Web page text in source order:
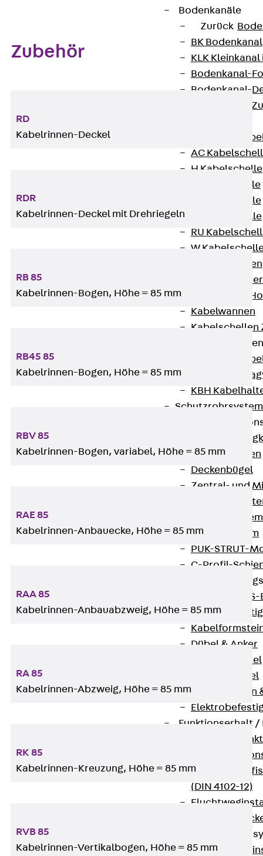
Bodenkanäle
Zurück
BK Bodenkanal
KLK
Bodenkanal-
Bodenkanal-
Bodenkanal-
AC
H Kabelschelle
S Kabelschelle
B Kabelschelle
U Kabelschelle
RU
W
HK Kabelhaken
KH Kabelhalter
Hohlleiter-/
Kabelwannen
Kabelschellen
KTW
KBH
Wandkonsolen
Deckenbügel
Zentral- und
W-Profil-
U-Stiel-System
I-Stiel-System
PUK-STRUT-
C-Profil-
KTS-
Dübel & Anker
Abhängemittel
Schraubmittel
Ankermuttern
Funktionserhalt
(DIN 4102-12)
Zurück
Zubehör
RD
Kabelrinnen-Deckel
RDR
Kabelrinnen-Deckel mit Drehriegeln
RB 85
Kabelrinnen-Bogen, Höhe = 85 mm
RB45 85
Kabelrinnen-Bogen, Höhe = 85 mm
RBV 85
Kabelrinnen-Bogen, variabel, Höhe = 85 mm
RAE 85
Kabelrinnen-Anbauecke, Höhe = 85 mm
RAA 85
Kabelrinnen-Anbauabzweig, Höhe = 85 mm
RA 85
Kabelrinnen-Abzweig, Höhe = 85 mm
RK 85
Kabelrinnen-Kreuzung, Höhe = 85 mm
RVB 85
Kabelrinnen-Vertikalbogen, Höhe = 85 mm